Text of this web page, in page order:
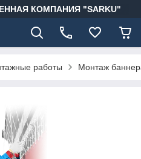
КОМПАНИЯ "SARKU"
работы Монтаж